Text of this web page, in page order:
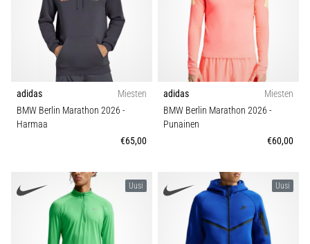
ennaltaehkäisy
Juoksijan
iliotibiaalisen
jänteen
oireyhtymä
(ITBS),
vaiva
juoksijoiden
keskuudessa.
adidas
Miesten
BMW Berlin Marathon 2026 -
Harmaa
€65,00
adidas
Miesten
BMW Berlin Marathon 2026 -
Punainen
€60,00
Uusi Uusi